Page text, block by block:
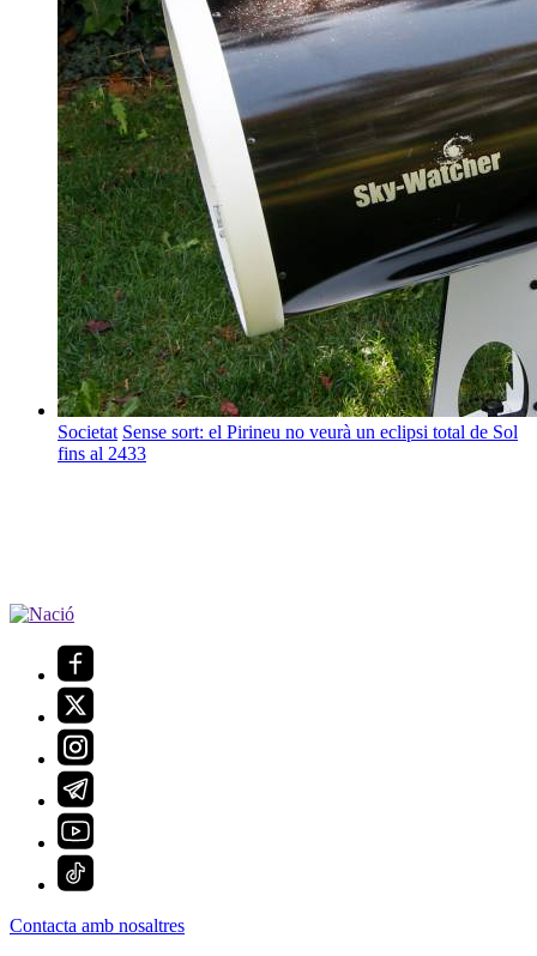
Societat Sense sort: el Pirineu no veurà un eclipsi total de Sol
fins al 2433
Contacta amb nosaltres